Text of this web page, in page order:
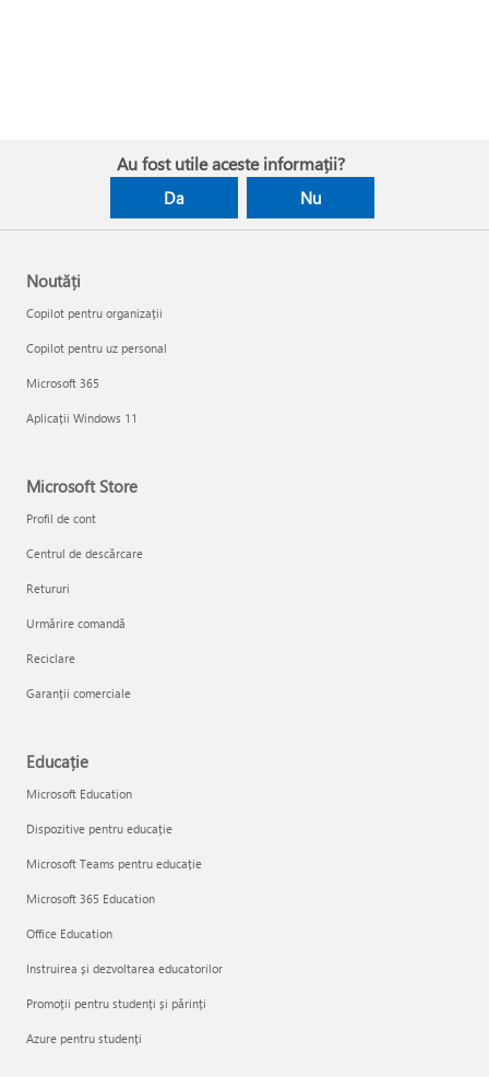
Au fost utile aceste informații?
Da Nu
Noutăți
Copilot pentru organizații
Copilot pentru uz personal
Microsoft 365
Aplicații Windows 11
Microsoft Store
Profil de cont
Centrul de descărcare
Retururi
Urmărire comandă
Reciclare
Garanții comerciale
Educație
Microsoft Education
Dispozitive pentru educație
Microsoft Teams pentru educație
Microsoft 365 Education
Office Education
Instruirea și dezvoltarea educatorilor
Promoții pentru studenți și părinți
Azure pentru studenți